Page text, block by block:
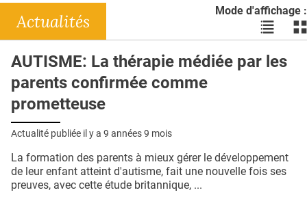
DOSSIERS
RÉSEAUX
E-REVUE SAD
THÉMA
L'APP
PUBLICITÉ
Mode d'affichage :
Voir
les
en
les
Actualités
AUTISME: La thérapie médiée par les
parents confirmée comme
prometteuse
Actualité publiée il y a 9 années 9 mois
La formation des parents à mieux gérer le développement
de leur enfant atteint d'autisme, fait une nouvelle fois ses
preuves, avec cette étude britannique, ...